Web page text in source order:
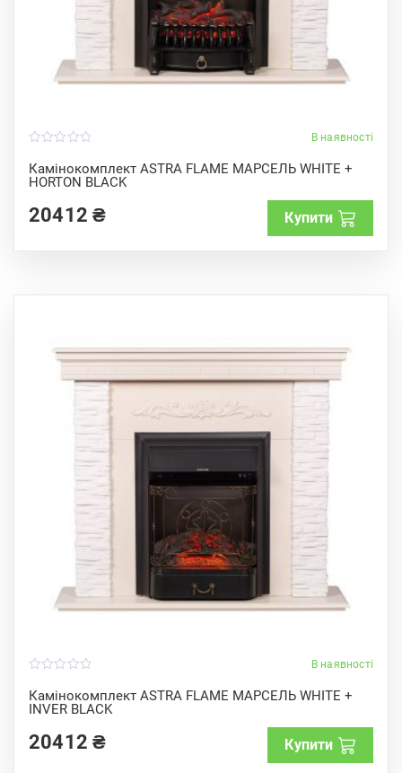
В наявності
Камінокомплект ASTRA FLAME МАРСЕЛЬ WHITE +
HORTON BLACK
o
u
t
f
5
20412₴ Купити
В наявності
Камінокомплект ASTRA FLAME МАРСЕЛЬ WHITE +
INVER BLACK
o
u
t
f
5
20412₴ Купити